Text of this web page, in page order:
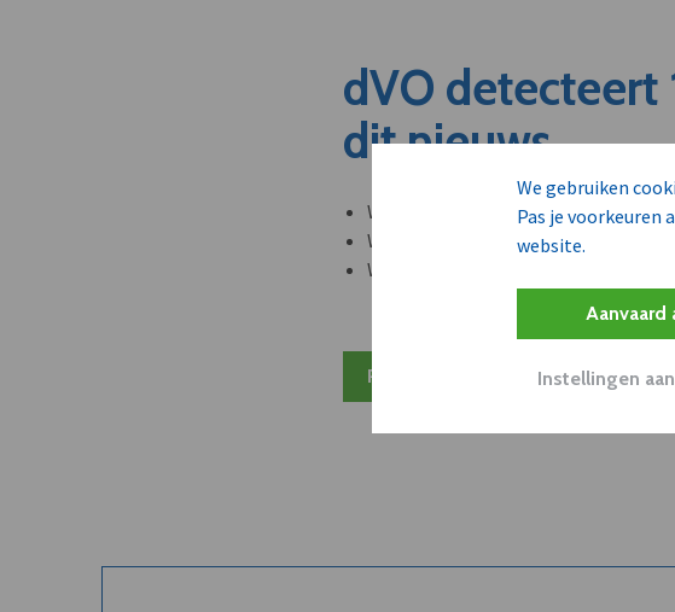
We gebruiken
Pas je voorkeuren
website.
Aanvaard
Instellingen
dVO detecteert
dit nieuws
Welke leveranciers kunnen aan dit
Welke bedrijven kunnen klant worden
Welke partners en adviseurs worden
Plan 20 min inzicht